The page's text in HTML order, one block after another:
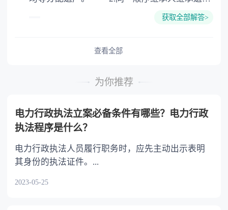
或者与被继承人共同生活的继承人，分配遗产
的继承人，不尽扶养义务的，分配遗产时，应当
获取全部解答>
查看全部
为你推荐
电力行政执法立案必备条件有哪些？电力行政
执法程序是什么？
电力行政执法人员履行职务时，应先主动出示表明
其身份的执法证件。...
2023-05-25